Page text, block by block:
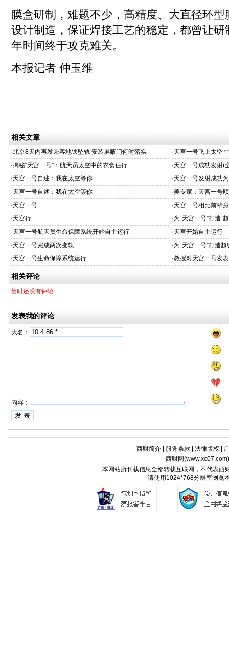
膜盒研制，难题不少，高精度、大直径环
设计制造，保证焊接工艺的稳定，都曾让
年时间终于攻克难关。
本报记者 仲玉维
相关文章
·北京8天内再发乘客地铁坠轨 安装屏蔽门何时落实 ·天宫一号飞上太空
·揭秘“天宫一号”：航天员太空中的衣食住行 ·天宫一号成功发射(
·天宫一号自述：我在太空等你 ·天宫一号发射成功
·天宫一号自述：我在太空等你 ·美专家：天宫一号
·天宫一号 ·天宫一号相比前辈
·天宫行 ·为“天宫一号”打造“
·天宫一号航天员生命保障系统开始自主运行 ·天宫开始自主运行
·天宫一号完成两次变轨 ·为“天宫一号”打造
·天宫一号生命保障系统运行 ·教授对天宫一号发
相关评论
暂时还没有评论
发表我的评论
大名：
内容：
西财简介| 服务条款 法律版权
西财网(www.xc07.com
本网站所刊载信息全部转载互联网，不代表
请使用1024*768分辨率浏览